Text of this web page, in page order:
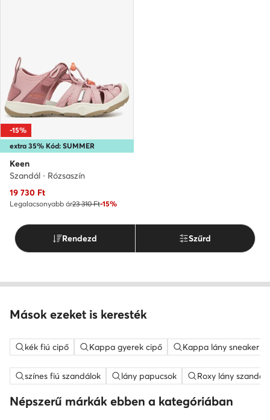
extra 35% Kód: SUMMER
-15%
Keen
Szandál · Rózsaszín
Aktuális ár
19 730 Ft
Legalacsonyabb ár23 310 Ft-15%
Rendezd Szűrd
Mások ezeket is keresték
kék fiú cipő Kappa gyerek cipő Kappa lány sneaker
színes fiú szandálok lány papucsok Roxy lány
Népszerű márkák ebben a kategóriában